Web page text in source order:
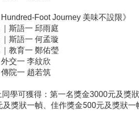
Hundred-Foot Journey 美味不設限》
斯語一 邱雨庭
斯語一 何孟璇
教育一 鄭佑瑩
外交一 李紋欣
傳院一 趙若筑
同學可獲得：第一名獎金3000元及獎
及獎狀一幀、佳作獎金500元及獎狀一